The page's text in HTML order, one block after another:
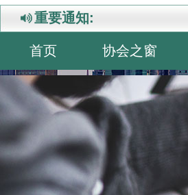
重要通知:
首页 协会之窗